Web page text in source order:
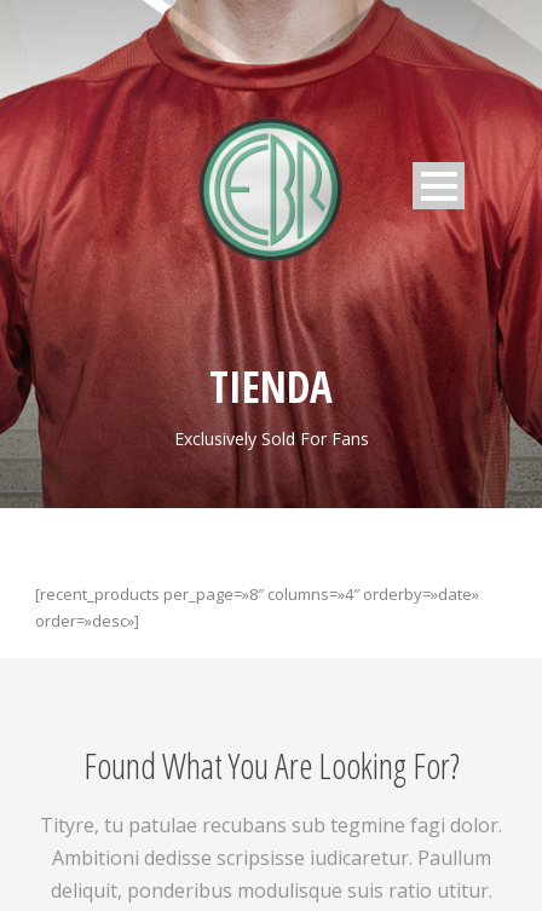
TIENDA
Exclusively Sold For Fans
[recent_products per_page=»8″ columns=»4″ orderby=»date»
order=»desc»]
Found What You Are Looking For?
Tityre, tu patulae recubans sub tegmine fagi dolor.
Ambitioni dedisse scripsisse iudicaretur. Paullum
deliquit, ponderibus modulisque suis ratio utitur.